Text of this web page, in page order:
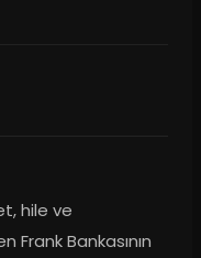
hile ve
Frank Bankasının